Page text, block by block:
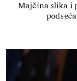
Majčina slika i